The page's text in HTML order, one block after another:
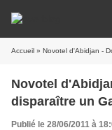
Accueil » Novotel d'Abidjan -
Novotel
disparaître un
Publié le 28/06/2011 à